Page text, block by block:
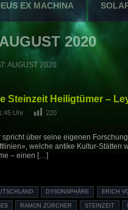
EX MACHINA
AUGUST 2020
AUGUST 2020
Steinzeit Heiligtümer –
Uhr 220
spricht über seine eigenen
welche antike Kultur-Stätten
– einen […]
DYSONSPHÄRE ERICH
RAMON ZÜRCHER STEINZEIT